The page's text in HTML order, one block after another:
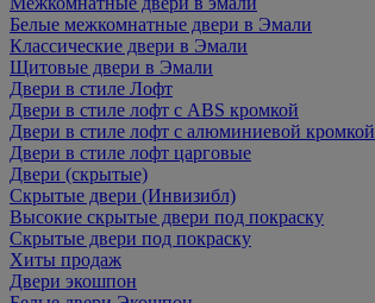
Белые межкомнатные двери в Эмали
Классические двери в Эмали
Щитовые двери в Эмали
Двери в стиле Лофт
Двери в стиле лофт с ABS кромкой
Двери в стиле лофт с алюминиевой кромкой
Двери в стиле лофт царговые
Двери (скрытые)
Скрытые двери (Инвизибл)
Высокие скрытые двери под покраску
Скрытые двери под покраску
Хиты продаж
Двери экошпон